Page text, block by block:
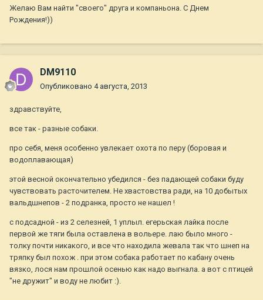
Желаю Вам найти "своего" друга и компаньона. С Днем
Рождения!))
DM9110
Опубликовано 4 августа, 2013
здравствуйте,
все так - разные собаки.
про себя, меня особенно увлекает охота по перу (боровая и
водоплавающая)
этой весной окончательно убедился - без падающей собаки буду
чувствовать расточителем. Не хвастовства ради, на 10 добытых
вальдшнепов - 2 подранка, просто не нашел !
с подсадной - из 2 селезней, 1 уплыл. егерьская лайка после
первой же тяги была оставлена в вольере. лаю было много -
толку почти никакого, и все что находила жевала так что шнеп на
тряпку был похож . при этом собака работает по кабану очень
вязко, лося нам прошлой осенью как надо выгнала. а вот с птицей
"не дружит" и воду не любит :).